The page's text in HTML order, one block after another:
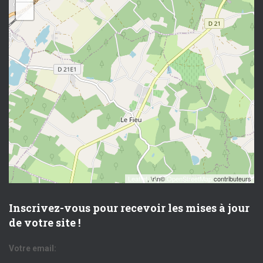
−
Leaflet, \r\n©OpenStreetMap contributeurs
Inscrivez-vous pour recevoir les mises à jour
de votre site !
Votre email: